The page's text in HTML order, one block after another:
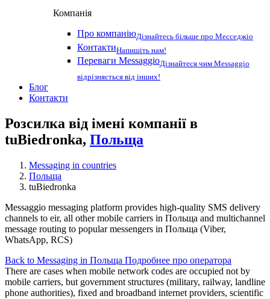
Компанія
Про компаніюДізнайтесь більше про Месседжіо
КонтактиНапишіть нам!
Переваги MessaggioДізнайтеся чим Messaggio
відрізняється від інших!
Блог
Контакти
Розсилка від імені компанії в
tuBiedronka, Польща
Messaging in countries
Польща
tuBiedronka
Messaggio messaging platform provides high-quality SMS delivery
channels to eir, all other mobile carriers in Польща and multichannel
message routing to popular messengers in Польща (Viber,
WhatsApp, RCS)
Back to Messaging in Польща Подробнее про оператора
There are cases when mobile network codes are occupied not by
mobile carriers, but government structures (military, railway, landline
phone authorities), fixed and broadband internet providers, scientific